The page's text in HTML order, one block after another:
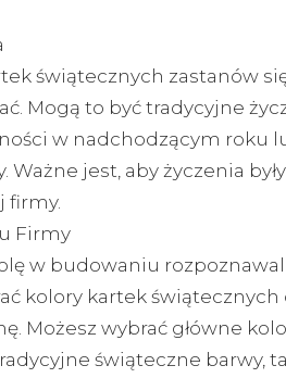
świątecznych zastanów
Mogą to być tradycyjne
w nadchodzącym roku
Ważne jest, aby życzenia
firmy.
Firmy
w budowaniu
kolory kartek świątecznych
Możesz wybrać główne
świąteczne barwy,